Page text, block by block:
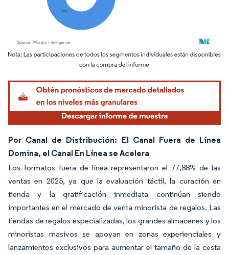
Imagen © Mordor Intelligence. El uso requiere atribución según CC BY 4.0.
Por Canal de Distribución: El Canal Fuera de Línea
Domina, el Canal En Línea se Acelera
Los formatos fuera de línea representaron el 77,88% de las
ventas en 2025, ya que la evaluación táctil, la curación en
tienda y la gratificación inmediata continúan siendo
importantes en el mercado de venta minorista de regalos. Las
tiendas de regalos especializadas, los grandes almacenes y los
minoristas masivos se apoyan en zonas experienciales y
lanzamientos exclusivos para aumentar el tamaño de la cesta